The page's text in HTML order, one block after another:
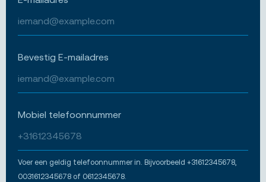
Bevestig E-mailadres
Mobiel telefoonnummer
Voer een geldig telefoonnummer in. Bijvoorbeeld +31612345678,
0031612345678 of 0612345678.